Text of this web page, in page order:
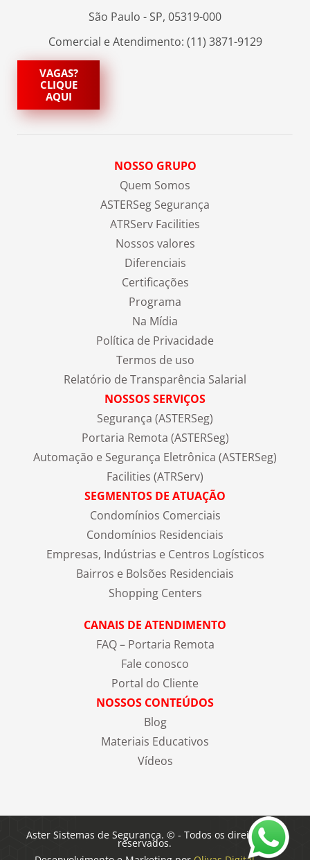
São Paulo - SP, 05319-000
Comercial e Atendimento: (11) 3871-9129
VAGAS?
CLIQUE
AQUI
NOSSO GRUPO
Quem Somos
ASTERSeg Segurança
ATRServ Facilities
Nossos valores
Diferenciais
Certificações
Programa
Na Mídia
Política de Privacidade
Termos de uso
Relatório de Transparência Salarial
NOSSOS SERVIÇOS
Segurança (ASTERSeg)
Portaria Remota (ASTERSeg)
Automação e Segurança Eletrônica (ASTERSeg)
Facilities (ATRServ)
SEGMENTOS DE ATUAÇÃO
Condomínios Comerciais
Condomínios Residenciais
Empresas, Indústrias e Centros Logísticos
Bairros e Bolsões Residenciais
Shopping Centers
CANAIS DE ATENDIMENTO
FAQ – Portaria Remota
Fale conosco
Portal do Cliente
NOSSOS CONTEÚDOS
Blog
Materiais Educativos
Vídeos
Aster Sistemas de Segurança. © - Todos os direitos
reservados.